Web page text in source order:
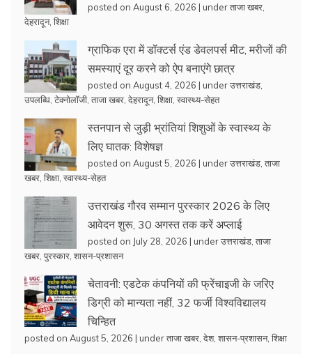
posted on August 6, 2026 | underताजा खबर
देहरादून, शिक्षा
ग्राफिक एरा में डॉक्टर्स एंड डेवलपर्स मीट, मरीजों की
समस्याएं दूर करने को ऐप बनाएंगे छात्र
posted on August 4, 2026 | underउत्तराखंड
उपलब्धि टेक्नोलॉजी ताजा खबर देहरादून, शिक्षा स्वास्थ्य-सेहत
स्तनपान से जुड़ी भ्रांतियां शिशुओं के स्वास्थ्य के
लिए घातक: विशेषज्ञ
posted on August 5, 2026 | underउत्तराखंड ताजा
खबर शिक्षा स्वास्थ्य-सेहत
उत्तराखंड गौरव सम्मान पुरस्कार 2026 के लिए
आवेदन शुरू, 30 अगस्त तक करें अप्लाई
posted on July 28, 2026 | underउत्तराखंड ताजा
खबर पुरस्कार शासन-प्रशासन
चेतावनी: एडटेक कंपनियों की फ्रेंचाइजी के जरिए
डिग्री को मान्यता नहीं, 32 फर्जी विश्वविद्यालय
चिन्हित
posted on August 5, 2026 | underताजा खबर देश, शासन-प्रशासन, शिक्षा